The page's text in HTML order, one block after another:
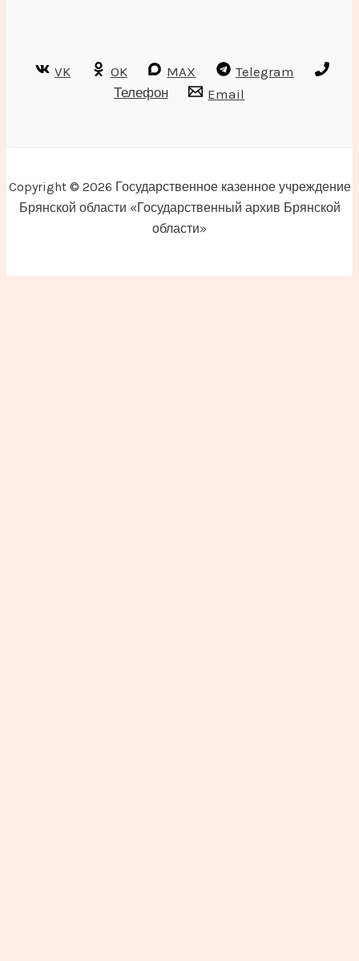
VK OK MAX
Telegram
Телефон
Email
Copyright © 2026 Государственное казенное учреждение
Брянской области «Государственный архив Брянской
области»